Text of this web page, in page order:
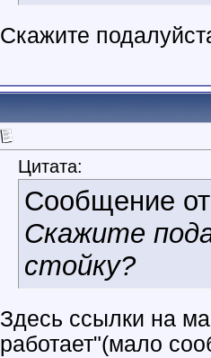
Скажите
Цитата:
Сообщение
Скажите
стойку?
Здесь ссылки на
работает"(мало